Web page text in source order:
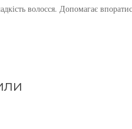
волосся. Допомагає